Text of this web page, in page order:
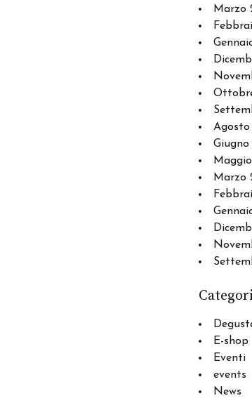
Marzo
Agosto
Giugno
Marzo
E-shop
Eventi
events
News